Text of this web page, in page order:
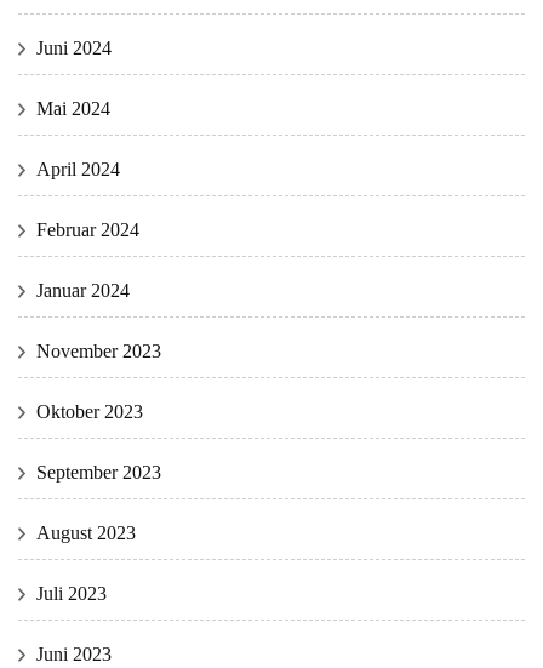
Juni 2024
Mai 2024
April 2024
Februar 2024
Januar 2024
November 2023
Oktober 2023
September 2023
August 2023
Juli 2023
Juni 2023